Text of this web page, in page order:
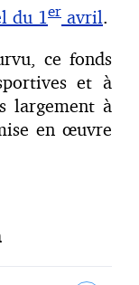
du 1 er avril.
ce fonds
et à
largement à
en œuvre